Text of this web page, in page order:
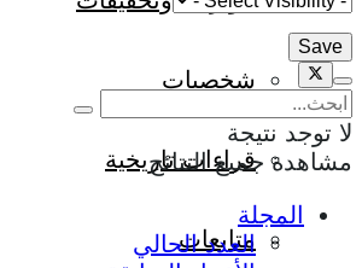
شخصيات
قراءات تاريخية
متابعات
لا توجد نتيجة
مشاهدة جميع النتائج
المجلة
العدد الحالي